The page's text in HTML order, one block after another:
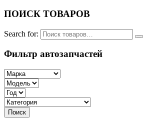
ПОИСК ТОВАРОВ
Search for:
Фильтр автозапчастей